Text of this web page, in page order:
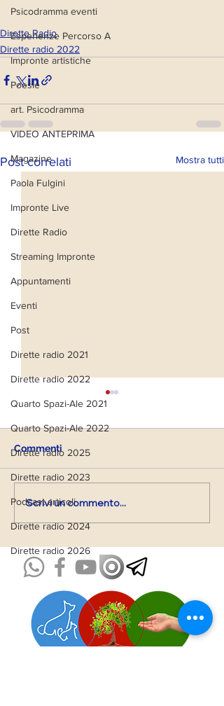
Psicodramma eventi
Esperienze Percorso A
Impronte artistiche
Poesie
art. Psicodramma
VIDEO ANTEPRIMA
Magazine
Paola Fulgini
Impronte Live
Dirette Radio
Streaming Impronte
Appuntamenti
Eventi
Post
Dirette radio 2021
Dirette radio 2022
Quarto Spazi-Ale 2021
Quarto Spazi-Ale 2022
Dirette radio 2025
Dirette radio 2023
Podcast articoli
Dirette radio 2024
Dirette radio 2026
Dirette Radio
Dirette radio 2022
Post correlati Mostra tutti
Diretta Radio di Lunedì
13 Dicembre '21
Commenti
Scrivi un commento...